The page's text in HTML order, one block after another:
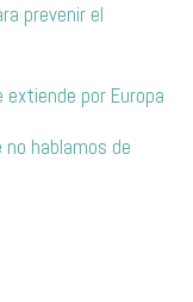
prevenir el
extiende por Europa
hablamos de